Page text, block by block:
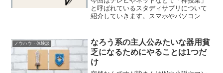
と呼ばれているスタディサプリについて
紹介していきます。スマホやパソコンを
メリットなど詳しく紹介していきます。
スタディサプリを使おうか迷...
ノウハウ・体験談
なろう系の主人公みたいな器用貧
乏になるためにやることは1つだ
け